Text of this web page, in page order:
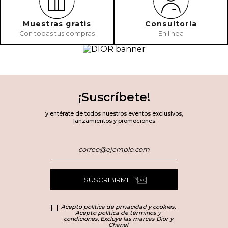
Muestras gratis
Con todas tus compras
Consultoría
En línea
¡Suscríbete!
y entérate de todos nuestros eventos exclusivos,
lanzamientos y promociones
SUSCRIBIRME
Acepto política de privacidad y cookies.
Acepto política de términos y
condiciones. Excluye las marcas Dior y
Chanel